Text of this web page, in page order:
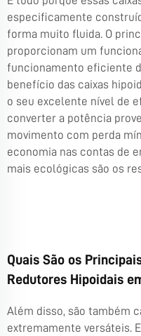
especificamente
forma muito fluida. O
proporcionam um
funcionamento eficiente
benefício das caixas
o seu excelente nível de
converter a potência
movimento com perda
economia nas contas de
mais ecológicas são os
Quais São os
Redutores Hipoidais
Além disso, são também
extremamente versáteis.